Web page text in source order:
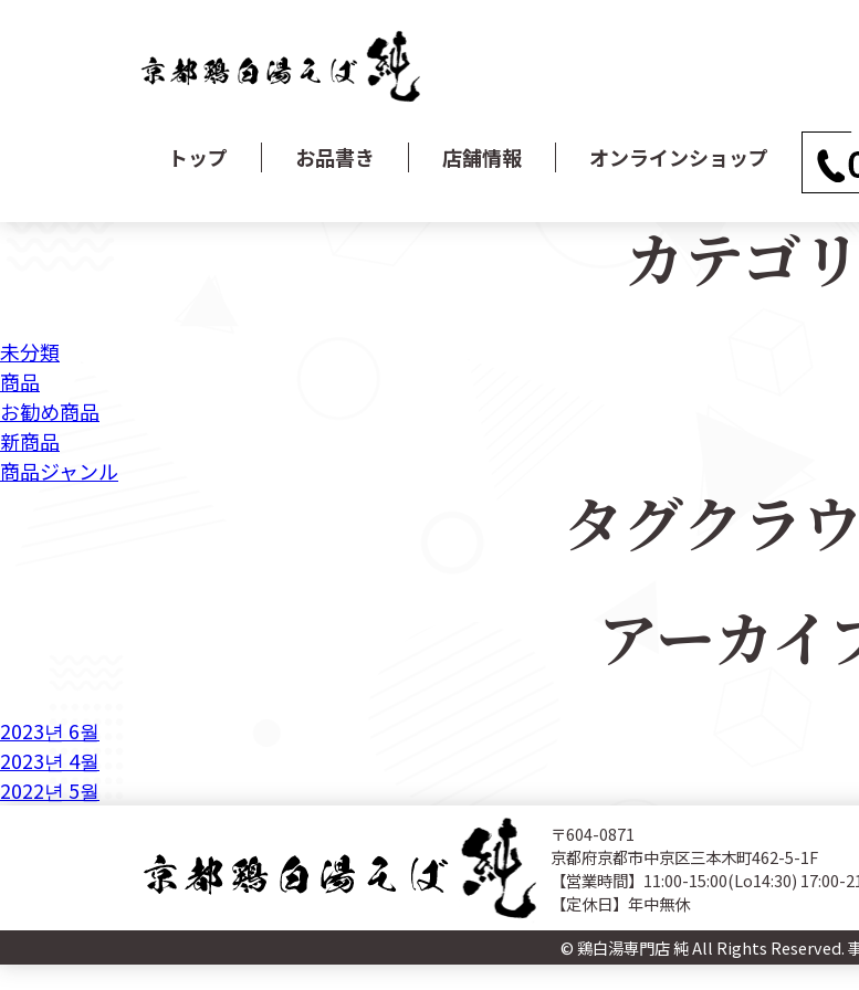
トップ お品書き 店舗情報 オンラインショップ
カテゴリ
未分類
商品
お勧め商品
新商品
商品ジャンル
タグクラ
アーカイ
2023년 6월
2023년 4월
2022년 5월
〒604-0871
京都府京都市中京区三本木町462-5-1F
【営業時間】11:00-15:00(Lo14:30) 17:00-
【定休日】年中無休
© 鶏白湯専門店 純 All Rights Reserved.